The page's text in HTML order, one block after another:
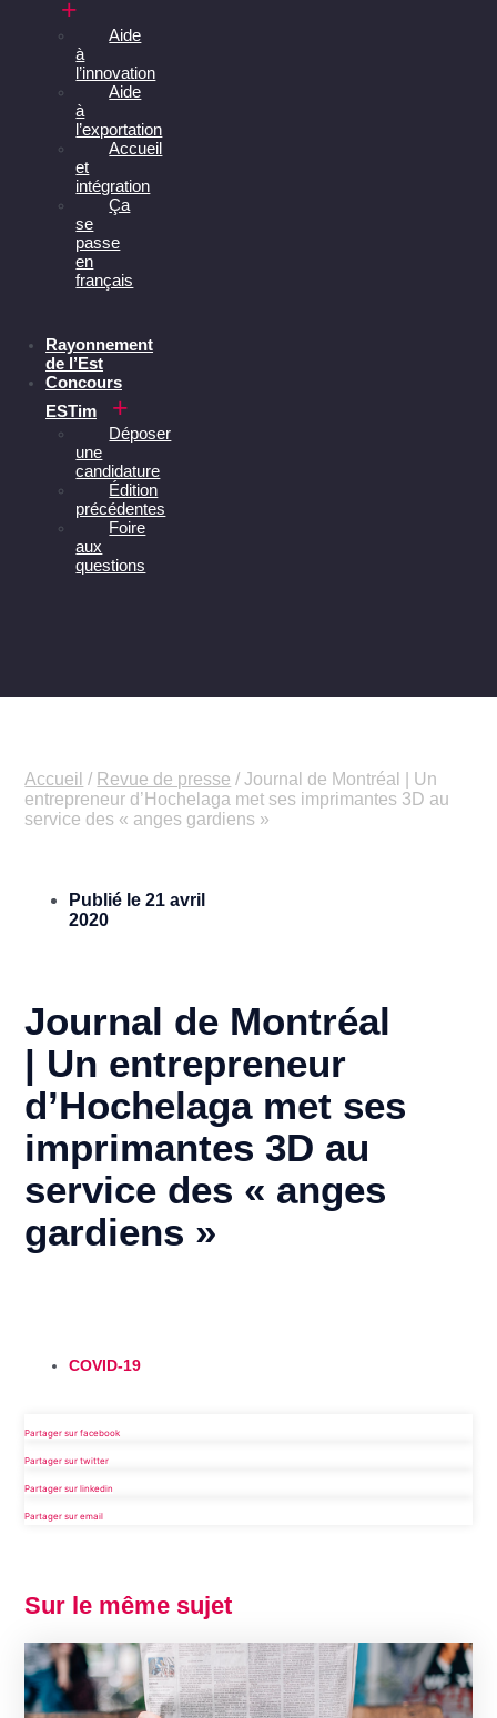
Aide
à
l’innovation
Aide
à
l’exportation
Accueil
et
intégration
Ça
se
passe
en
français
Rayonnement
de l’Est
Concours
ESTim
Déposer
une
candidature
Édition
précédentes
Foire
aux
questions
Accueil / Revue de presse /Journal de Montréal | Un
entrepreneur d’Hochelaga met ses imprimantes 3D au
service des « anges gardiens »
Publié le 21 avril
2020
Journal de Montréal
| Un entrepreneur
d’Hochelaga met ses
imprimantes 3D au
service des « anges
gardiens »
COVID-19
Partager sur facebook
Partager sur twitter
Partager sur linkedin
Partager sur email
Sur le même sujet